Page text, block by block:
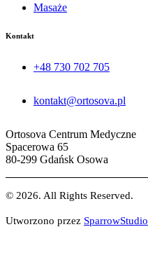
Masaże
Kontakt
+48 730 702 705
kontakt@ortosova.pl
Ortosova Centrum Medyczne
Spacerowa 65
80-299 Gdańsk Osowa
© 2026. All Rights Reserved.
Utworzono przez SparrowStudio